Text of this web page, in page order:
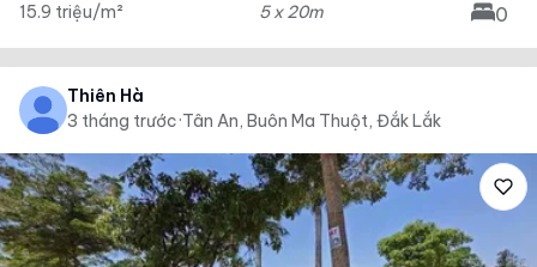
15.9 triệu/m² 5 x 20m
0
Thiên Hà
3 tháng trước·Tân An, Buôn Ma Thuột, Đắk Lắk